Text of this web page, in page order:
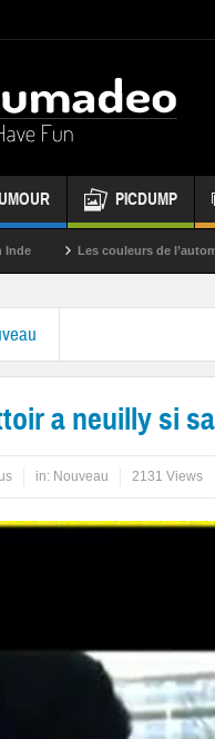
PICDUMP
Les couleurs de l’automne
a neuilly si
in: Nouveau 2131 Views